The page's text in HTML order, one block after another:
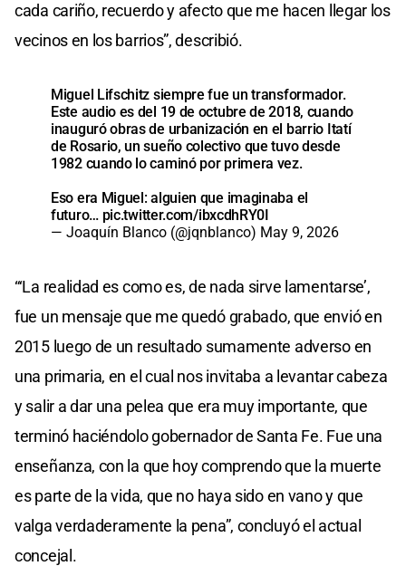
cada cariño, recuerdo y afecto que me hacen llegar los
vecinos en los barrios”, describió.
Miguel Lifschitz siempre fue un transformador.
Este audio es del 19 de octubre de 2018, cuando
inauguró obras de urbanización en el barrio Itatí
de Rosario, un sueño colectivo que tuvo desde
1982 cuando lo caminó por primera vez.
Eso era Miguel: alguien que imaginaba el
futuro… pic.twitter.com/ibxcdhRY0I
— Joaquín Blanco (@jqnblanco) May 9, 2026
“‘La realidad es como es, de nada sirve lamentarse’,
fue un mensaje que me quedó grabado, que envió en
2015 luego de un resultado sumamente adverso en
una primaria, en el cual nos invitaba a levantar cabeza
y salir a dar una pelea que era muy importante, que
terminó haciéndolo gobernador de Santa Fe. Fue una
enseñanza, con la que hoy comprendo que la muerte
es parte de la vida, que no haya sido en vano y que
valga verdaderamente la pena”, concluyó el actual
concejal.